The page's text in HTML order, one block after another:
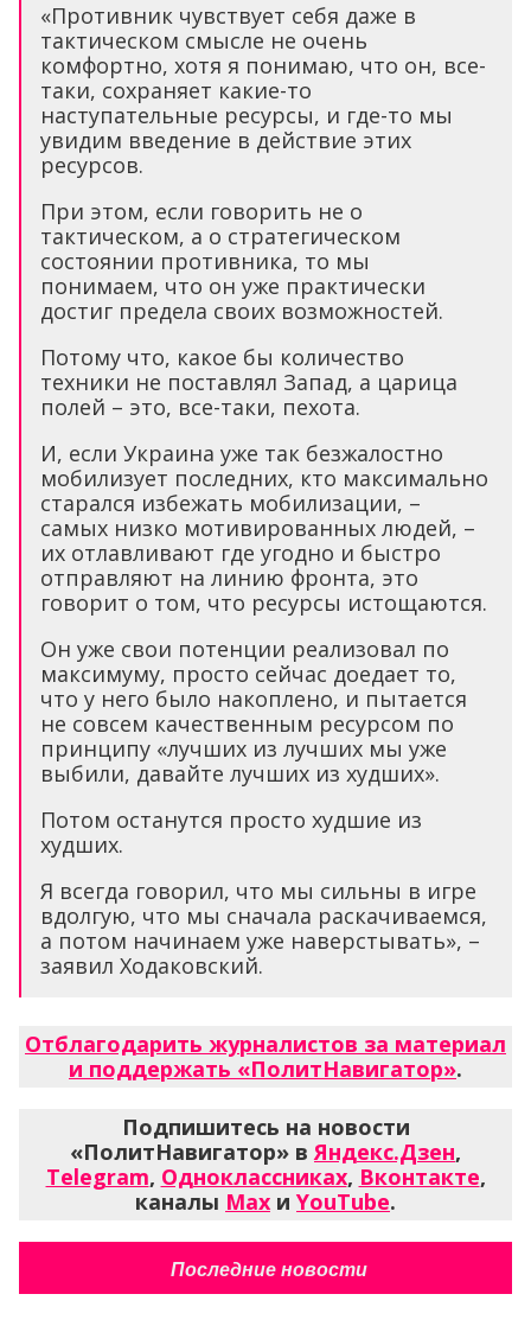
«Противник чувствует себя даже в
тактическом смысле не очень
комфортно, хотя я понимаю, что он, все-
таки, сохраняет какие-то
наступательные ресурсы, и где-то мы
увидим введение в действие этих
ресурсов.
При этом, если говорить не о
тактическом, а о стратегическом
состоянии противника, то мы
понимаем, что он уже практически
достиг предела своих возможностей.
Потому что, какое бы количество
техники не поставлял Запад, а царица
полей – это, все-таки, пехота.
И, если Украина уже так безжалостно
мобилизует последних, кто максимально
старался избежать мобилизации, –
самых низко мотивированных людей, –
их отлавливают где угодно и быстро
отправляют на линию фронта, это
говорит о том, что ресурсы истощаются.
Он уже свои потенции реализовал по
максимуму, просто сейчас доедает то,
что у него было накоплено, и пытается
не совсем качественным ресурсом по
принципу «лучших из лучших мы уже
выбили, давайте лучших из худших».
Потом останутся просто худшие из
худших.
Я всегда говорил, что мы сильны в игре
вдолгую, что мы сначала раскачиваемся,
а потом начинаем уже наверстывать», –
заявил Ходаковский.
Отблагодарить журналистов за материал
и поддержать «ПолитНавигатор».
Подпишитесь на новости
«ПолитНавигатор» вЯндекс.Дзен,
Telegram, Одноклассниках, Вконтакте,
каналы Max и YouTube.
Последние новости